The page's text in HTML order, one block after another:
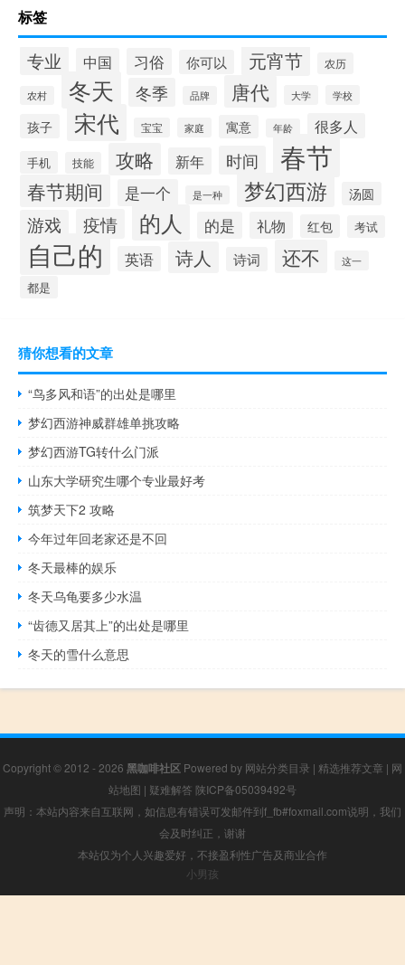
标签
专业 中国 习俗 你可以 元宵节 农历
农村 冬天 冬季 品牌 唐代 大学 学校
孩子 宋代 宝宝 家庭 寓意 年龄 很多人
手机 技能 攻略 新年 时间 春节
春节期间 是一个 是一种 梦幻西游 汤圆
游戏 疫情 的人 的是 礼物 红包 考试
自己的 英语 诗人 诗词 还不 这一
都是
猜你想看的文章
“鸟多风和语”的出处是哪里
梦幻西游神威群雄单挑攻略
梦幻西游TG转什么门派
山东大学研究生哪个专业最好考
筑梦天下2 攻略
今年过年回老家还是不回
冬天最棒的娱乐
冬天乌龟要多少水温
“齿德又居其上”的出处是哪里
冬天的雪什么意思
Copyright © 2012 - 2026 黑咖啡社区 Powered by 网站分类目录 | 精选推荐文章 | 网
站地图 | 疑难解答 陕ICP备05039492号
声明：本站内容来自互联网，如信息有错误可发邮件到f_fb#foxmail.com说明，我们
会及时纠正，谢谢
本站仅为个人兴趣爱好，不接盈利性广告及商业合作
小男孩